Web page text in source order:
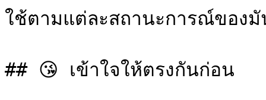
ใช้ตามแต่ละสถานะการณ์ของมั
## 😘 เข้าใจให้ตรงกันก่อน